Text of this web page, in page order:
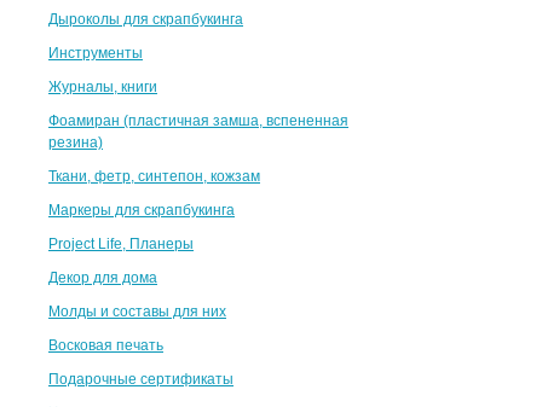
Дыроколы для скрапбукинга
Инструменты
Журналы, книги
Фоамиран (пластичная замша, вспененная
резина)
Ткани, фетр, синтепон, кожзам
Маркеры для скрапбукинга
Project Life, Планеры
Декор для дома
Молды и составы для них
Восковая печать
Подарочные сертификаты